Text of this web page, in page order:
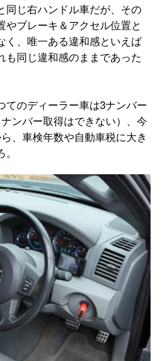
じ右ハンドル車だが、その
ブレーキ＆アクセル位置と
く、唯一ある違和感といえば
同じ違和感のままであった
のディーラー車は3ナンバー
ンバー取得はできない）、今
、車検年数や自動車税に大き